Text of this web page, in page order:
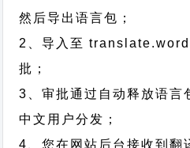
然后导出语言包；
2、导入至
批；
3、审批通过自动释放语
中文用户分发；
4、您在网站后台接收到翻